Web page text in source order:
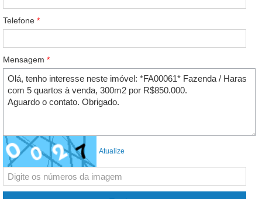
Telefone *
Mensagem *
Atualize